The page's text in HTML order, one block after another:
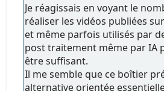
Je réagissais en voyant le
réaliser les vidéos publiées
et même parfois utilisés par
post traitement même par IA
être suffisant.
Il me semble que ce boîtier
alternative orientée